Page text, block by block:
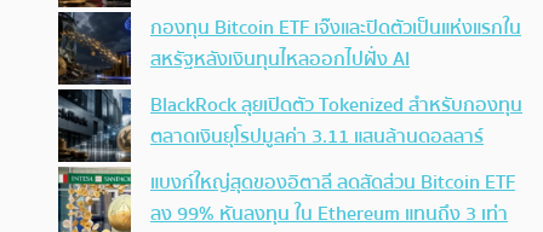
กองทุน Bitcoin ETF เจ๊งและปิดตัวเป็นแห่งแรกใน
สหรัฐหลังเงินทุนไหลออกไปฝั่ง AI
BlackRock ลุยเปิดตัว Tokenized สำหรับกองทุน
ตลาดเงินยุโรปมูลค่า 3.11 แสนล้านดอลลาร์
แบงก์ใหญ่สุดของอิตาลี ลดสัดส่วน Bitcoin ETF
ลง 99% หันลงทุน ใน Ethereum แทนถึง 3 เท่า